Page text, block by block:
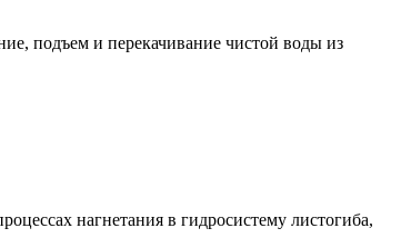
подъем и перекачивание чистой воды из
нагнетания в гидросистему листогиба,